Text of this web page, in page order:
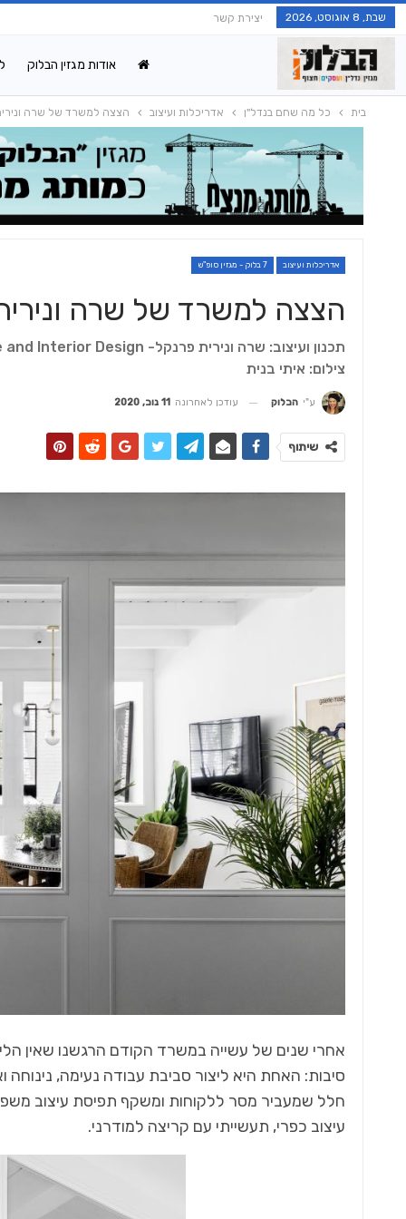
שבת, 8 אוגוסט, 2026 יצירת קשר
אודות מגזין הבלוק
בית כל מה שחם בנדל"ן אדריכלות ועיצוב הצצה למשרד של שרה
אדריכלות ועיצוב 7 בלוק - מגזין סופ"ש
הצצה למשרד של שרה
תכנון ועיצוב: שרה ונירית פרנקל- Frenkel Architecture and Interior Design
צילום: איתי בנית
ע"י הבלוק עודכן לאחרונה 11 נוב, 2020
שיתוף
אחרי שנים של עשייה במשרד הקודם הרגשנו שאין
סיבות: האחת היא ליצור סביבת עבודה נעימה,
חלל שמעביר מסר ללקוחות ומשקף תפיסת עיצוב
עיצוב כפרי, תעשייתי עם קריצה למודרני.